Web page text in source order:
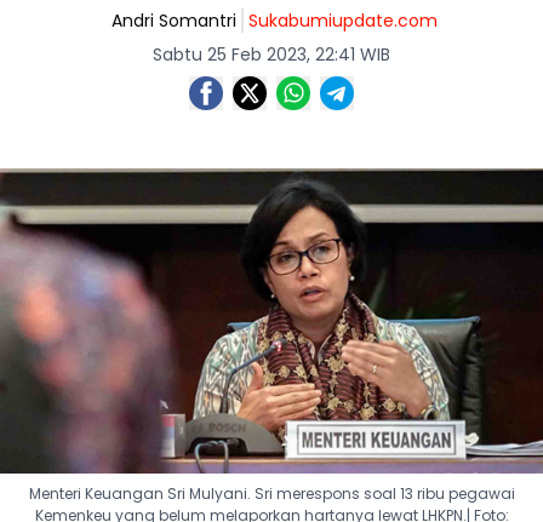
Andri Somantri Sukabumiupdate.com
Sabtu 25 Feb 2023, 22:41 WIB
Menteri Keuangan Sri Mulyani. Sri merespons soal 13 ribu pegawai
Kemenkeu yang belum melaporkan hartanya lewat LHKPN.| Foto: